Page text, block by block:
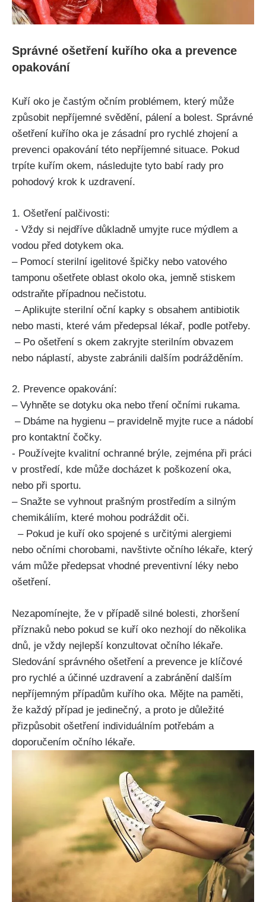
Správné ošetření kuřího ‍oka​ a prevence
opakování
Kuří oko je častým očním⁢ problémem, který může
⁣způsobit nepříjemné svědění, pálení a⁣ bolest. Správné
ošetření ⁢kuřího oka je zásadní pro rychlé‍ zhojení a
prevenci opakování této nepříjemné situace. Pokud‌
trpíte kuřím⁤ okem, následujte tyto⁤ babí‌ rady pro
‍pohodový krok k uzdravení.
1. Ošetření palčivosti:
⁢ ⁤- ⁢Vždy si nejdříve důkladně umyjte ruce mýdlem⁢ a
vodou před dotykem oka.
– Pomocí⁢ sterilní igelitové​ špičky nebo⁢ vatového
tamponu ošetřete oblast‍ okolo‌ oka, jemně stiskem
⁢odstraňte​ případnou⁤ nečistotu.
‍‍ – Aplikujte⁢ sterilní oční ‌kapky s‍ obsahem antibiotik‌
nebo masti, které vám předepsal lékař, podle ⁣potřeby.
‍ – Po​ ošetření⁣ s ​okem zakryjte sterilním obvazem
nebo ‍náplastí, ‍abyste zabránili dalším⁤ podrážděním.
2. Prevence opakování:
– Vyhněte ⁤se dotyku​ oka nebo tření očními rukama.
​ – Dbáme ‍na hygienu – pravidelně myjte ruce a nádobí
pro kontaktní ‍čočky.
​- Používejte kvalitní ⁢ochranné⁣ brýle, zejména ⁢při práci
v prostředí, kde může docházet k poškození oka,
nebo při sportu.
– Snažte se vyhnout⁤ prašným prostředím a silným
chemikáliím,‌ které mohou podráždit oči.
⁣ ​ – Pokud ⁤je kuří oko spojené s určitými ‍alergiemi
nebo očními chorobami,⁢ navštivte ‌očního lékaře, který
vám⁣ může ‌předepsat vhodné preventivní léky nebo
ošetření.
Nezapomínejte, že v případě silné bolesti, zhoršení
příznaků nebo pokud se kuří ‍oko nezhojí do ‍několika
dnů, je vždy nejlepší konzultovat⁢ očního lékaře.
Sledování správného ošetření a prevence je klíčové
pro rychlé a účinné uzdravení a zabránění dalším
nepříjemným ⁤případům kuřího ‍oka. ‍Mějte⁣ na paměti,
⁤že každý ‍případ je ‍jedinečný, a proto‍ je důležité
přizpůsobit⁢ ošetření individuálním potřebám a
doporučením očního ⁢lékaře.